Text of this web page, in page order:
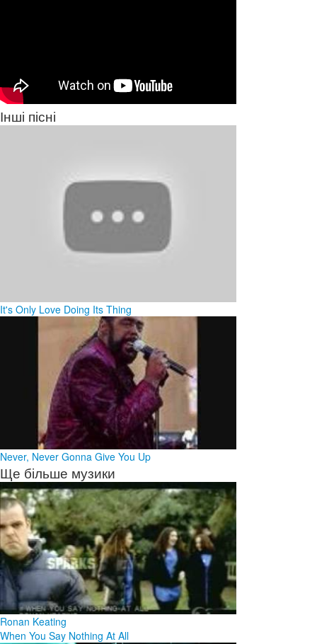
Інші пісні
It's Only Love Doing Its Thing
Never, Never Gonna Give You Up
Ще більше музики
Ronan Keating
When You Say Nothing At All